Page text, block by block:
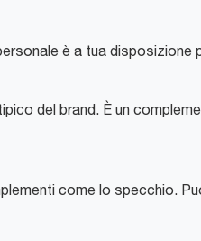
è a tua disposizione
del brand. È un
come lo specchio.